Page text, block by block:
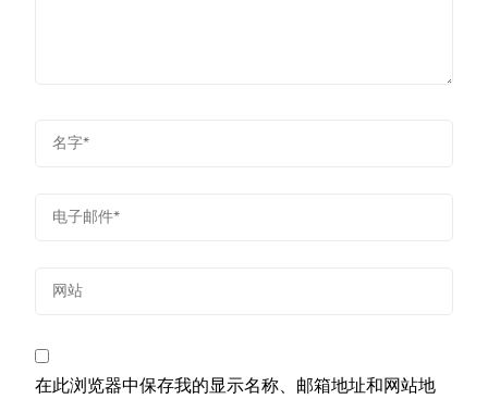
在此浏览器中保存我的显示名称、邮箱地址和网站地